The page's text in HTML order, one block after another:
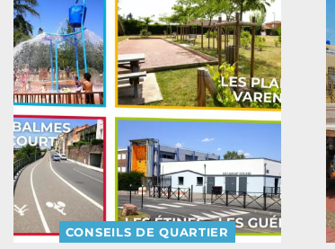
CONSEILS DE QUARTIER